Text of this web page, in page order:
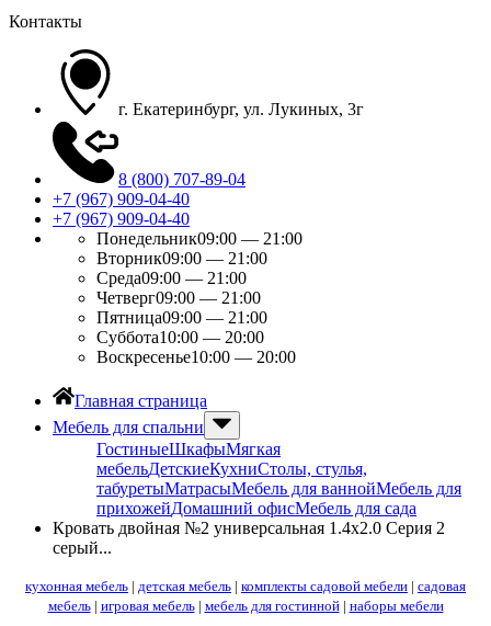
Контакты
г. Екатеринбург, ул. Лукиных, 3г
8 (800) 707-89-04
+7 (967) 909-04-40
+7 (967) 909-04-40
Понедельник09:00 — 21:00
Вторник09:00 — 21:00
Среда09:00 — 21:00
Четверг09:00 — 21:00
Пятница09:00 — 21:00
Суббота10:00 — 20:00
Воскресенье10:00 — 20:00
Главная страница
Мебель для спальни
ГостиныеШкафыМягкая
мебельДетскиеКухниСтолы, стулья,
табуретыМатрасыМебель для ваннойМебель для
прихожейДомашний офисМебель для сада
Кровать двойная №2 универсальная 1.4х2.0 Серия 2
серый...
кухонная мебель | детская мебель | комплекты садовой мебели | садовая
мебель| игровая мебель| мебель для гостинной| наборы мебели